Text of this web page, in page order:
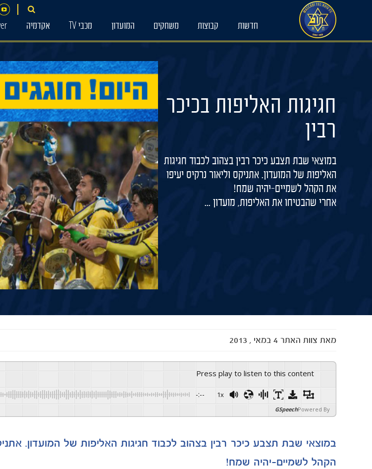
חדשות קבוצות משחקים המועדון מכבי TV אקדמיה
חגיגות האליפות בכיכר
רבין
במוצאי שבת תצבע כיכר רבין בצהוב לכבוד חגיגות
האליפות של המועדון. אתניקס וליאור נרקיס יעיפו
את הקהל לשמיים-יהיה שמח!
אחרי שהבטיחו את האליפות, מועדון ...
מאת צוות האתר 4 במאי , 2013
Press play to listen to this content
-:-- 1x
Powered By
GSpeech
במוצאי שבת תצבע כיכר רבין בצהוב לכבוד חגיגות האליפות של המועדון.
הקהל לשמיים-יהיה שמח!